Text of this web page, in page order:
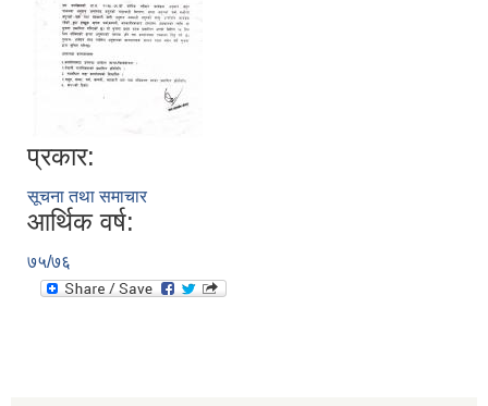
प्रकार:
सूचना तथा समाचार
आर्थिक वर्ष:
७५/७६